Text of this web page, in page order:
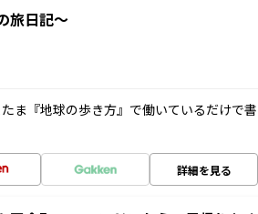
旅日記～
ま『地球の歩き方』で働いているだけで書
詳細を見る